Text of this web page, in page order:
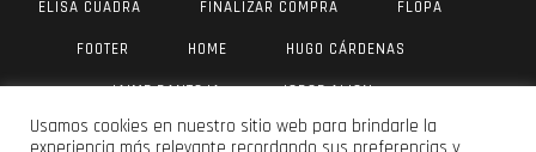
ELISA CUADRA FINALIZAR COMPRA FLOPA
FOOTER HOME HUGO CÁRDENAS
JAIME PANTOJA JORGE AIJON
JUAN ANTONIO VALVERDE JULIA YUS LAU DÍAZ
Usamos cookies en nuestro sitio web para brindarle la